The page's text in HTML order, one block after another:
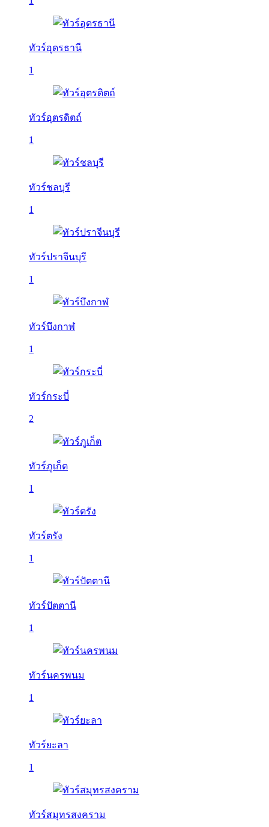
ทัวร์อุดรธานี
1
ทัวร์อุตรดิตถ์
1
ทัวร์ชลบุรี
1
ทัวร์ปราจีนบุรี
1
ทัวร์บึงกาฬ
1
ทัวร์กระบี่
2
ทัวร์ภูเก็ต
1
ทัวร์ตรัง
1
ทัวร์ปัตตานี
1
ทัวร์นครพนม
1
ทัวร์ยะลา
1
ทัวร์สมุทรสงคราม